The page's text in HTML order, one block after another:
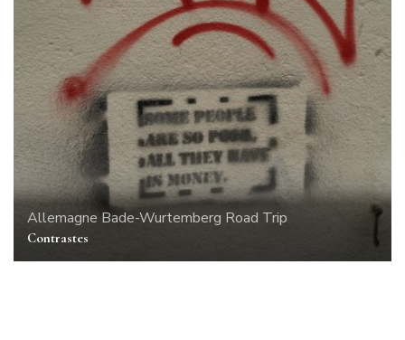
Allemagne Bade-Wurtemberg Road Trip
Contrastes